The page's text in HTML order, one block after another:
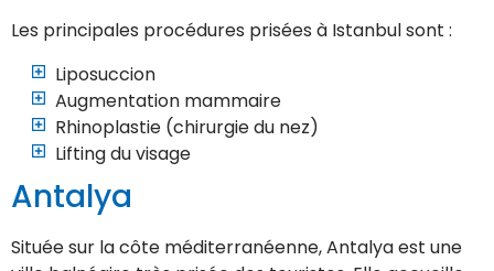
Les principales procédures prisées à Istanbul sont :
Liposuccion
Augmentation mammaire
Rhinoplastie (chirurgie du nez)
Lifting du visage
Antalya
Située sur la côte méditerranéenne, Antalya est une